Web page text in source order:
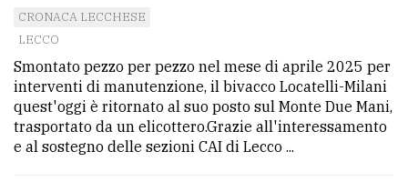
CRONACA LECCHESE
LECCO
Smontato pezzo per pezzo nel mese di aprile 2025 per
interventi di manutenzione, il bivacco Locatelli-Milani
quest'oggi è ritornato al suo posto sul Monte Due Mani,
trasportato da un elicottero.Grazie all'interessamento
e al sostegno delle sezioni CAI di Lecco ...